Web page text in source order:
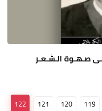
صـهـوة الـشـعـر
119
120
121
122